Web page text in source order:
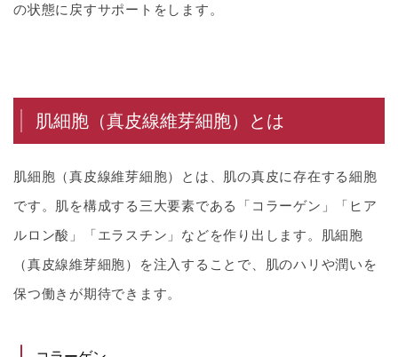
の状態に戻すサポートをします。
肌細胞（真皮線維芽細胞）とは
肌細胞（真皮線維芽細胞）とは、肌の真皮に存在する細胞
です。肌を構成する三大要素である「コラーゲン」「ヒア
ルロン酸」「エラスチン」などを作り出します。肌細胞
（真皮線維芽細胞）を注入することで、肌のハリや潤いを
保つ働きが期待できます。